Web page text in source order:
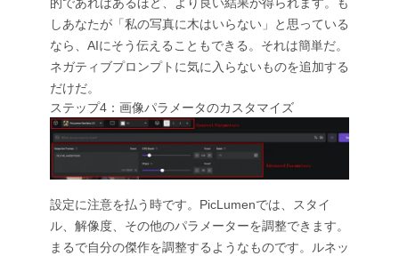
しあなたが「私の写真に木はいらない」と思っている
なら、AIにそう伝えることもできる。それは簡単だ。
ネガティブプロンプトに気に入らないものを追加する
だけだ。
ステップ4：画像パラメータのカスタマイズ
設定に注意を払う時です。PicLumenでは、スタイ
ル、解像度、その他のパラメーターを調整できます。
まるで自分の傑作を調整するようなものです。ルネッ